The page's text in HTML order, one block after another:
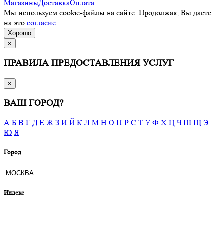
МагазиныДоставкаОплата
Мы используем cookie-файлы на сайте. Продолжая, Вы даете
на это согласие.
Хорошо
×
ПРАВИЛА ПРЕДОСТАВЛЕНИЯ УСЛУГ
×
ВАШ ГОРОД?
А Б В Г Д Е Ж З И Й К Л М Н О П Р С Т У Ф Х Ц Ч Ш Щ Э
Ю Я
Город
Индекс